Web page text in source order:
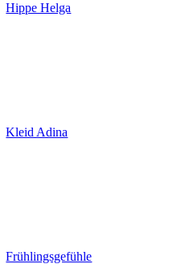
Hippe Helga
Kleid Adina
Frühlingsgefühle